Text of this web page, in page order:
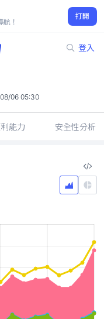
！
打開
登入
06 05:30
能力 安全性分析